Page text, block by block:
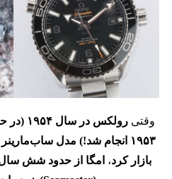
وقتی
رولکس
۱۹۵۳ انجام شد!) مدل
بازار کرد، امگا از حدود شش